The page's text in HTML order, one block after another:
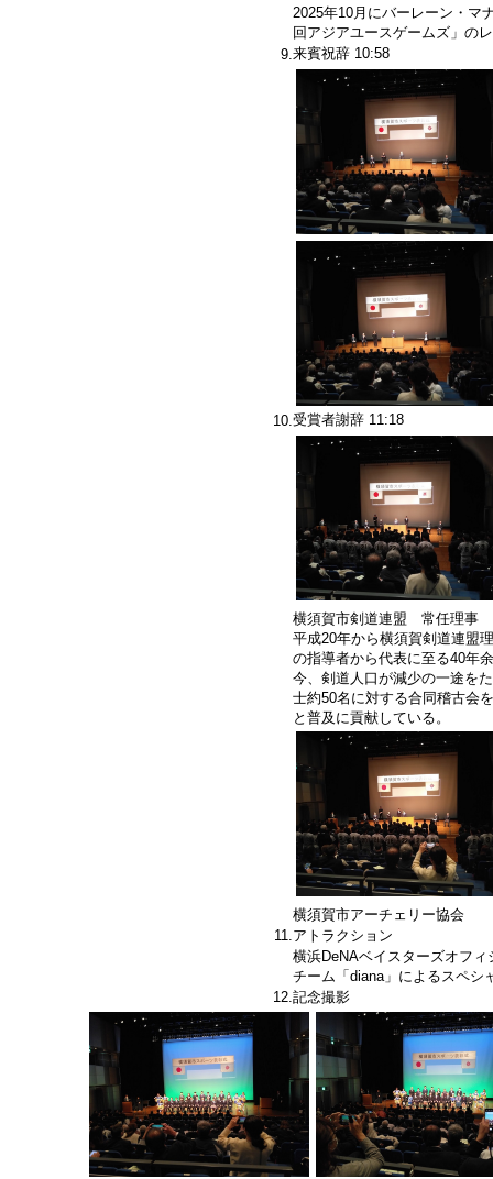
2025年10月にバーレーン・マ
回アジアユースゲームズ」の
9.来賓祝辞 10:58
10.受賞者謝辞 11:18
横須賀市剣道連盟 常任理事
平成20年から横須賀剣道連盟
の指導者から代表に至る40年
今、剣道人口が減少の一途を
士約50名に対する合同稽古会
と普及に貢献している。
横須賀市アーチェリー協会
11.アトラクション
横浜DeNAベイスターズオフ
チーム「diana」によるスペシ
12.記念撮影